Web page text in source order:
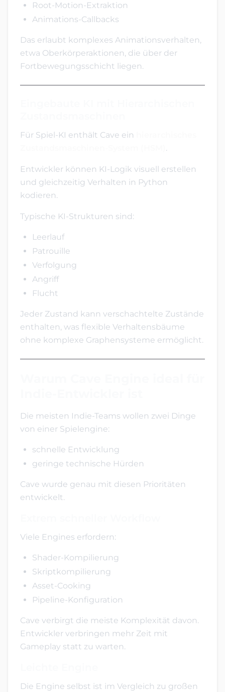
Root-Motion-Extraktion
Animations-Callbacks
Das erlaubt komplexes Animationsverhalten,
etwa Oberkörperaktionen, die über der
Fortbewegungsschicht liegen.
Für Spiel-KI enthält Cave ein
.
Entwickler können KI-Logik visuell erstellen
und gleichzeitig Verhalten in Python
kodieren.
Typische KI-Strukturen sind:
Leerlauf
Patrouille
Verfolgung
Angriff
Flucht
Jeder Zustand kann verschachtelte Zustände
enthalten, was flexible Verhaltensbäume
ohne komplexe Graphensysteme ermöglicht.
Die meisten Indie-Teams wollen zwei Dinge
von einer Spielengine:
schnelle Entwicklung
geringe technische Hürden
Cave wurde genau mit diesen Prioritäten
entwickelt.
Viele Engines erfordern:
Shader-Kompilierung
Skriptkompilierung
Asset-Cooking
Pipeline-Konfiguration
Cave verbirgt die meiste Komplexität davon.
Entwickler verbringen mehr Zeit mit
Gameplay statt zu warten.
Die Engine selbst ist im Vergleich zu großen